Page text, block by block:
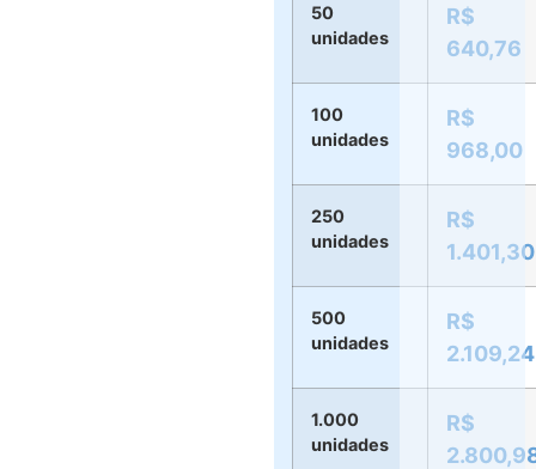
50
unidades
R$
640,76
100
unidades
R$
968,00
250
unidades
R$
1.401,30
500
unidades
R$
2.109,24
1.000
unidades
R$